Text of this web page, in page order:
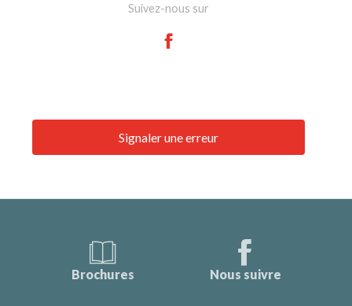
Suivez-nous sur
Signaler une erreur
Brochures Nous suivre